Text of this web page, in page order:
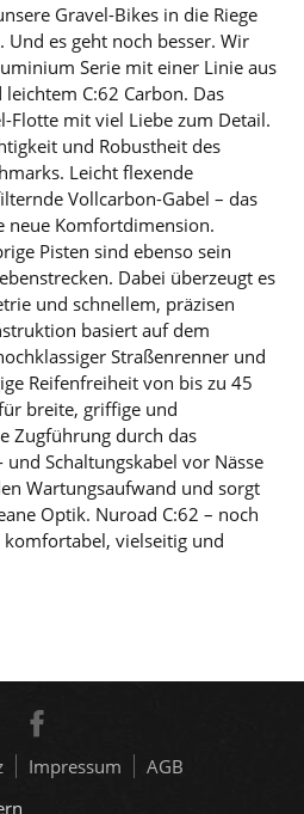
Gravel-Bikes in die Riege
Und es geht noch besser. Wir
Serie mit einer Linie aus
C:62 Carbon. Das
Flotte mit viel Liebe zum Detail.
und Robustheit des
Leicht flexende
Vollcarbon-Gabel – das
neue Komfortdimension.
Pisten sind ebenso sein
Dabei überzeugt es
und schnellem, präzisen
basiert auf dem
Straßenrenner und
Reifenfreiheit von bis zu 45
breite, griffige und
Zugführung durch das
Schaltungskabel vor Nässe
Wartungsaufwand und sorgt
Optik. Nuroad C:62 – noch
vielseitig und
Impressum
AGB